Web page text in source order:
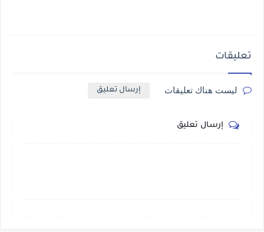
تعليقات
ليست هناك تعليقات إرسال تعليق
إرسال تعليق